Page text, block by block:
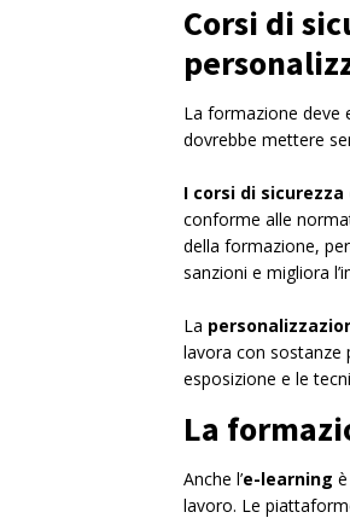
Corsi di
La formazione deve
dovrebbe mettere
I corsi di
conforme alle
della formazione,
sanzioni e migliora
La
lavora con sostanze
esposizione e le
La
Anche l’e-learning
lavoro. Le